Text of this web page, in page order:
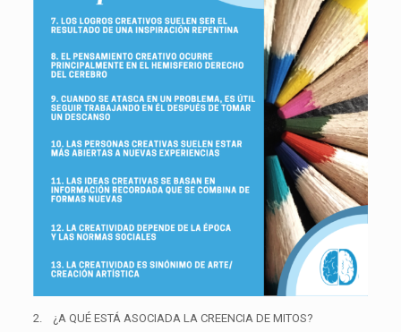
2. ¿A QUÉ ESTÁ ASOCIADA LA CREENCIA DE MITOS?